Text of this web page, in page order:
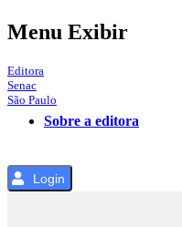
Menu Exibir
Editora
Senac
São Paulo
Sobre a editora
Login